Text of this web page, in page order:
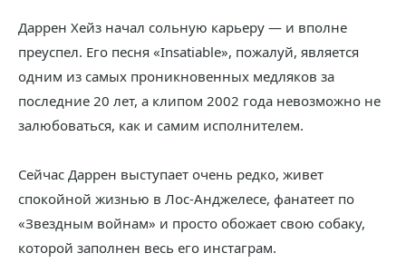
Даррен Хейз начал сольную карьеру — и вполне
преуспел. Его песня «Insatiable», пожалуй, является
одним из самых проникновенных медляков за
последние 20 лет, а клипом 2002 года невозможно не
залюбоваться, как и самим исполнителем.
Сейчас Даррен выступает очень редко, живет
спокойной жизнью в Лос-Анджелесе, фанатеет по
«Звездным войнам» и просто обожает свою собаку,
которой заполнен весь его инстаграм.